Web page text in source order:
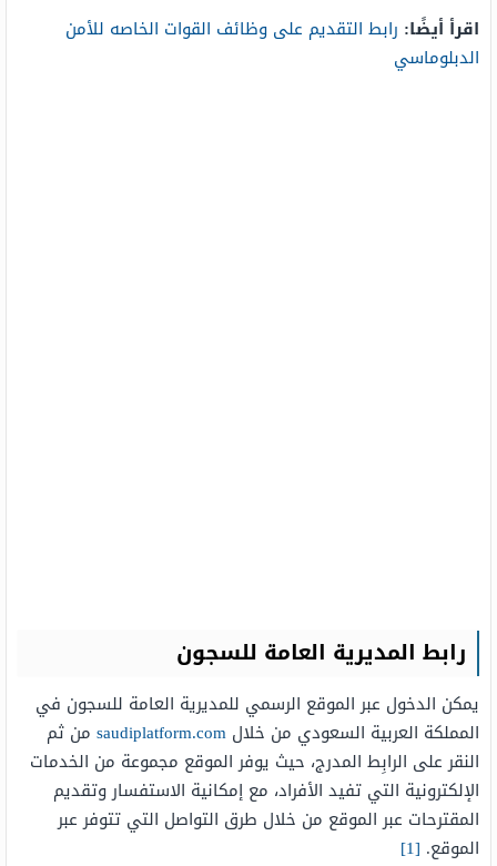
اقرأ أيضًا: رابط التقديم على وظائف القوات الخاصه للأمن
الدبلوماسي
رابط المديرية العامة للسجون
يمكن الدخول عبر الموقع الرسمي للمديرية العامة للسجون في
المملكة العربية السعودي من خلال
من ثم
النقر على الرابِط المدرج، حيث يوفر الموقع مجموعة من الخدمات
الإلكترونية التي تفيد الأفراد، مع إمكانية الاستفسار وتقديم
المقترحات عبر الموقع من خلال طرق التواصل التي تتوفر عبر
الموقع. [1]